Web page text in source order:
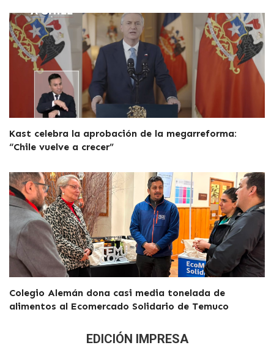
Kast celebra la aprobación de la megarreforma:
“Chile vuelve a crecer”
Colegio Alemán dona casi media tonelada de
alimentos al Ecomercado Solidario de Temuco
EDICIÓN IMPRESA